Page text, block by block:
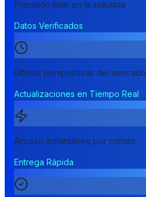
Precisión líder en la industria
Datos Verificados
Últimas perspectivas del mercado
Actualizaciones en Tiempo Real
Acceso instantáneo por correo
Entrega Rápida